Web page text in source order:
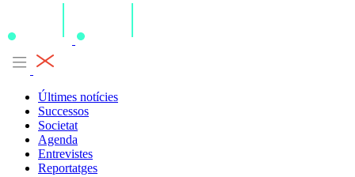
Últimes notícies
Successos
Societat
Agenda
Entrevistes
Reportatges